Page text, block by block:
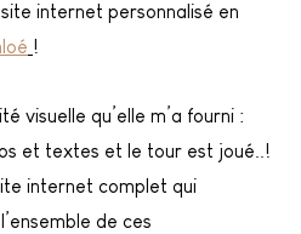
internet personnalisé en
!
visuelle qu’elle m’a fourni :
et textes et le tour est joué..!
internet complet qui
de ces